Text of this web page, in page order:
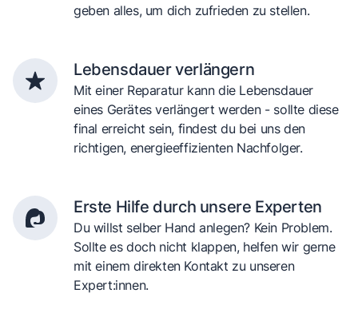
geben alles, um dich zufrieden zu stellen.
Lebensdauer verlängern
Mit einer Reparatur kann die Lebensdauer
eines Gerätes verlängert werden - sollte diese
final erreicht sein, findest du bei uns den
richtigen, energieeffizienten Nachfolger.
Erste Hilfe durch unsere Experten
Du willst selber Hand anlegen? Kein Problem.
Sollte es doch nicht klappen, helfen wir gerne
mit einem direkten Kontakt zu unseren
Expert:innen.